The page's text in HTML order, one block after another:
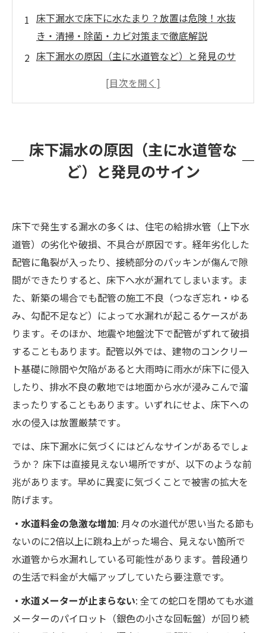
床下漏水で床下に水たまり？放置は危険！水抜
き・清掃・除菌・カビ対策まで徹底解説
床下漏水の原因（主に水道管など）と発見のサ
床下に水たまりができたときの放置リスク
の流れ
カビが生えてしまったときの除去と再発防止策
床下漏水の原因（主に水道管な
ど）と発見のサイン
床下で発生する漏水の多くは、住宅の給排水管（上下水
道管）の劣化や破損、不具合が原因です​。経年劣化した
配管に亀裂が入ったり、接続部分のパッキンが傷んで隙
間ができたりすると、床下へ水が漏れてしまいます。ま
た、新築の場合でも配管の施工不良（つなぎ忘れ・ゆる
み、勾配不足など）によって水漏れが起こるケースがあ
ります​。そのほか、地震や地盤沈下で配管がずれて破損
することもあります。配管以外では、建物のコンクリー
ト基礎に隙間や欠陥があると大雨時に雨水が床下に侵入
したり、排水不良の敷地では地面から水が浸みこんで溜
まったりすることもあります​。いずれにせよ、床下への
水の侵入は放置厳禁です​。
では、床下漏水に気づくにはどんなサインがあるでしょ
うか？ 床下は直接見えない場所ですが、以下のような前
兆があります。早めに異変に気づくことで被害の拡大を
防げます。
・水道料金の急激な増加: 月々の水道代が思い当たる節も
ないのに2倍以上に跳ね上がった場合、見えない箇所で
水道管から水漏れしている可能性があります​。普段通り
の生活で料金が大幅アップしていたら要注意です。
・水道メーターが止まらない: 全ての蛇口を閉めても水道
メーターのパイロット（銀色の小さな回転盤）が回り続